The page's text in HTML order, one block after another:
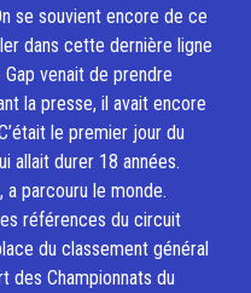
se souvient encore de ce
dans cette dernière ligne
venait de prendre
la presse, il avait encore
le premier jour du
allait durer 18 années.
a parcouru le monde.
références du circuit
du classement général
des Championnats du